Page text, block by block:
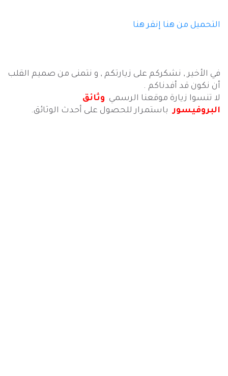
التحميل من هنا إنقر هنا
في الأخير , نشكركم على زيارتكم , و نتمنى من صميم القلب
أن نكون قد أفدناكم .
لا تنسوا زيارة موقعنا الرسمي وثائق
البروفيسور باستمرار للحصول على أحدث الوثائق.